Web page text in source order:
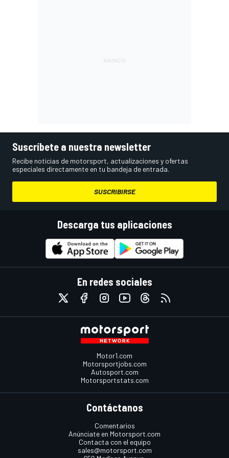
Suscríbete a nuestra newsletter
Recibe noticias de motorsport, actualizaciones y ofertas
especiales directamente en tu bandeja de entrada.
SUSCRIBIRSE
Descarga tus aplicaciones
En redes sociales
Motor1.com
Motorsportjobs.com
Autosport.com
Motorsportstats.com
Contáctanos
Comentarios
Anúnciate en Motorsport.com
Contacta con el equipo
sales@motorsport.com